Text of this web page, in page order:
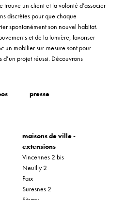
trouve un client et la volonté d’associer
discrètes pour que chaque
spontanément son nouvel habitat.
et de la lumière, favoriser
un mobilier sur-mesure sont pour
d’un projet réussi. Découvrons
presse
maisons de ville -
extensions
Vincennes 2 bis
Neuilly 2
Paix
Suresnes 2